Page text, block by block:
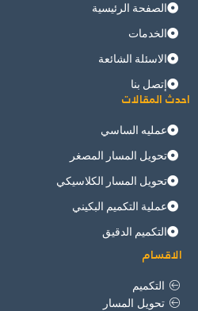
الصفحة الرئيسية
الخدمات
الاسئلة الشائعة
إتصل بنا
احدث المقالات
عمليه الساسي
تحويل المسار المصغر
تحويل المسار الكلاسيكي
عملية التكميم البكيني
التكميم الدقيق
الاقسام
التكميم
تحويل المسار